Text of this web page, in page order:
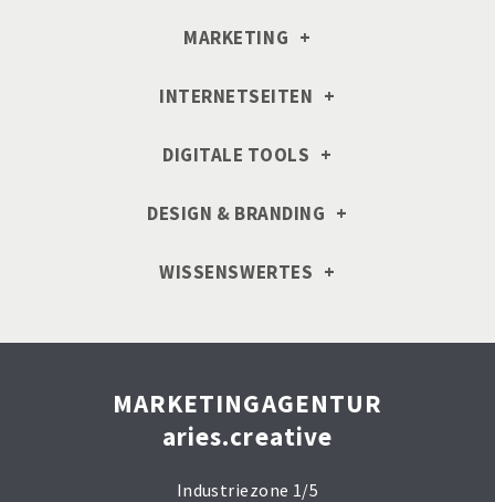
MARKETING
INTERNETSEITEN
DIGITALE TOOLS
DESIGN & BRANDING
WISSENSWERTES
MARKETINGAGENTUR
aries.creative
Industriezone 1/5